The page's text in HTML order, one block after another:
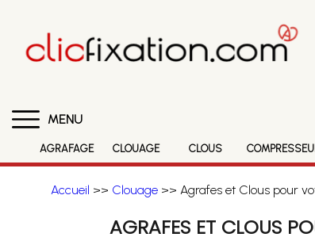
MENU
AGRAFAGE CLOUAGE CLOUS
Accueil >> Clouage>> Agrafes et Clous pour
AGRAFES ET CLOUS